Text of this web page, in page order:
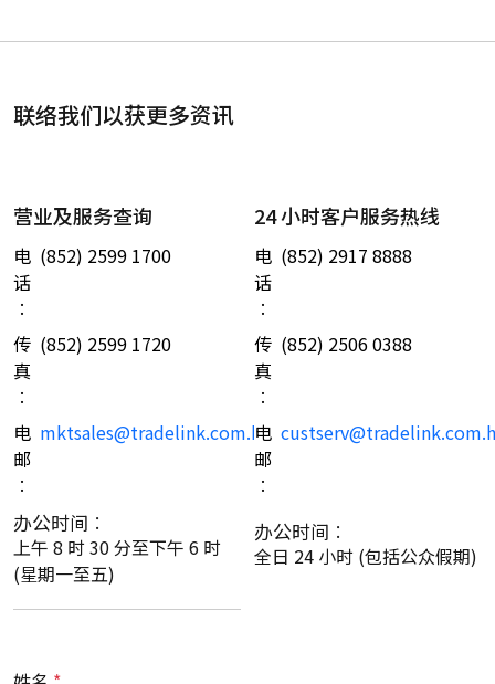
联络我们以获更多资讯
营业及服务查询
电
话
︰
(852) 2599 1700
传
真
︰
(852) 2599 1720
电
邮
︰
mktsales@tradelink.com.hk
办公时间︰
上午 8 时 30 分至下午 6 时
(星期一至五)
24 小时客户服务热线
电
话
︰
(852) 2917 8888
传
真
︰
(852) 2506 0388
电
邮
︰
办公时间︰
全日 24 小时 (包括公众假期)